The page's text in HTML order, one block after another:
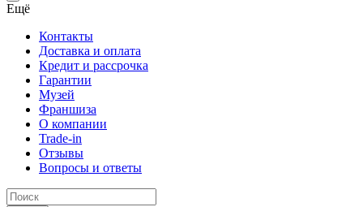
Ещё
Контакты
Доставка и оплата
Кредит и рассрочка
Гарантии
Музей
Франшиза
О компании
Trade-in
Отзывы
Вопросы и ответы